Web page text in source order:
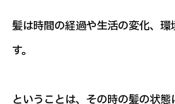
髪は時間の経過や生活の変化、
す。
ということは、その時の髪の状